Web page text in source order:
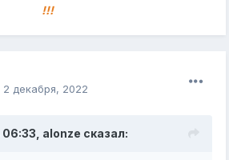
!!!
2 декабря, 2022
alonze сказал: